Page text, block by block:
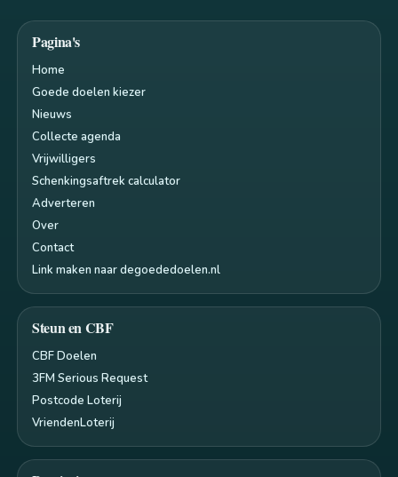
Pagina's
Home
Goede doelen kiezer
Nieuws
Collecte agenda
Vrijwilligers
Schenkingsaftrek calculator
Adverteren
Over
Contact
Link maken naar degoededoelen.nl
Steun en CBF
CBF Doelen
3FM Serious Request
Postcode Loterij
VriendenLoterij